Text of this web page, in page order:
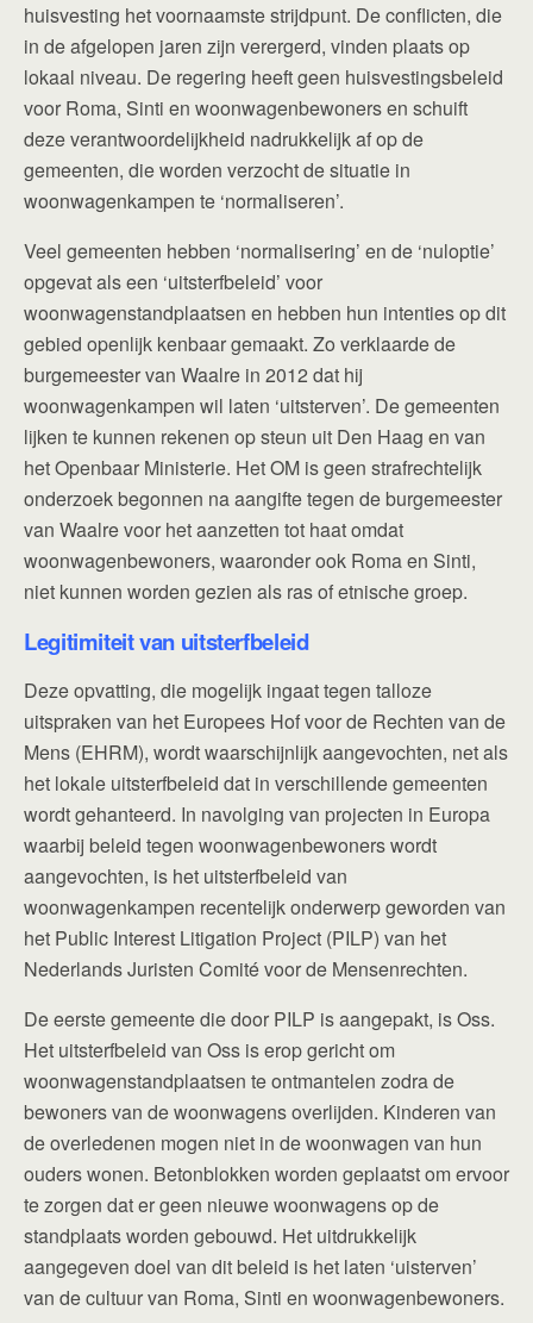
huisvesting het voornaamste strijdpunt. De conflicten, die
in de afgelopen jaren zijn verergerd, vinden plaats op
lokaal niveau. De regering heeft geen huisvestingsbeleid
voor Roma, Sinti en woonwagenbewoners en schuift
deze verantwoordelijkheid nadrukkelijk af op de
gemeenten, die worden verzocht de situatie in
woonwagenkampen te ‘normaliseren’.
Veel gemeenten hebben ‘normalisering’ en de ‘nuloptie’
opgevat als een ‘uitsterfbeleid’ voor
woonwagenstandplaatsen en hebben hun intenties op dit
gebied openlijk kenbaar gemaakt. Zo verklaarde de
burgemeester van Waalre in 2012 dat hij
woonwagenkampen wil laten ‘uitsterven’. De gemeenten
lijken te kunnen rekenen op steun uit Den Haag en van
het Openbaar Ministerie. Het OM is geen strafrechtelijk
onderzoek begonnen na aangifte tegen de burgemeester
van Waalre voor het aanzetten tot haat omdat
woonwagenbewoners, waaronder ook Roma en Sinti,
niet kunnen worden gezien als ras of etnische groep.
Legitimiteit van uitsterfbeleid
Deze opvatting, die mogelijk ingaat tegen talloze
uitspraken van het Europees Hof voor de Rechten van de
Mens (EHRM), wordt waarschijnlijk aangevochten, net als
het lokale uitsterfbeleid dat in verschillende gemeenten
wordt gehanteerd. In navolging van projecten in Europa
waarbij beleid tegen woonwagenbewoners wordt
aangevochten, is het uitsterfbeleid van
woonwagenkampen recentelijk onderwerp geworden van
het Public Interest Litigation Project (PILP) van het
Nederlands Juristen Comité voor de Mensenrechten.
De eerste gemeente die door PILP is aangepakt, is Oss.
Het uitsterfbeleid van Oss is erop gericht om
woonwagenstandplaatsen te ontmantelen zodra de
bewoners van de woonwagens overlijden. Kinderen van
de overledenen mogen niet in de woonwagen van hun
ouders wonen. Betonblokken worden geplaatst om ervoor
te zorgen dat er geen nieuwe woonwagens op de
standplaats worden gebouwd. Het uitdrukkelijk
aangegeven doel van dit beleid is het laten ‘uisterven’
van de cultuur van Roma, Sinti en woonwagenbewoners.